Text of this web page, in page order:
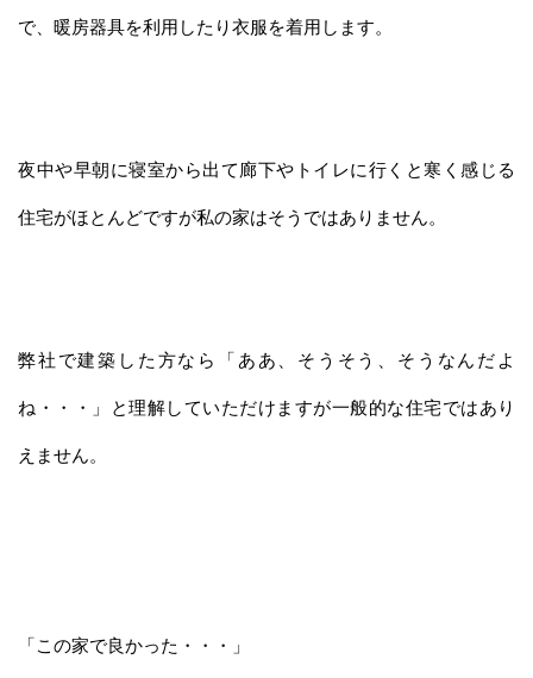
で、暖房器具を利用したり衣服を着用します。
夜中や早朝に寝室から出て廊下やトイレに行くと寒く感じる
住宅がほとんどですが私の家はそうではありません。
弊社で建築した方なら「ああ、そうそう、そうなんだよ
ね・・・」と理解していただけますが一般的な住宅ではあり
えません。
「この家で良かった・・・」